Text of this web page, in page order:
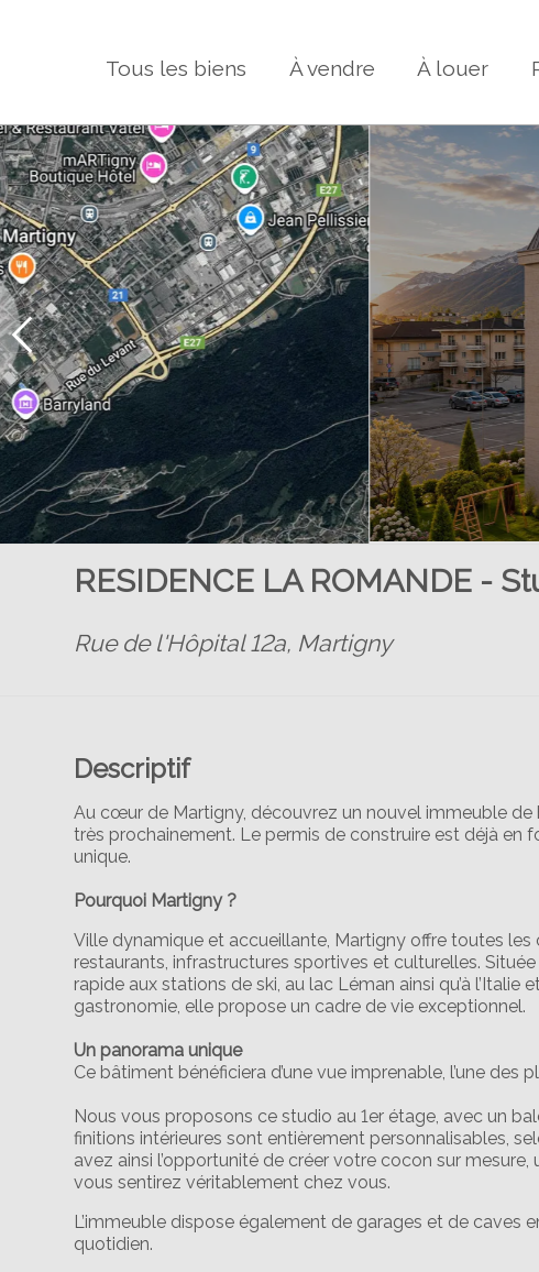
Tous les biens À vendre À louer
RESIDENCE LA ROMANDE -
Rue de l'Hôpital 12a, Martigny
Descriptif
Au cœur de Martigny, découvrez un nouvel immeuble
très prochainement. Le permis de construire est déjà en
unique.
Pourquoi Martigny ?
Ville dynamique et accueillante, Martigny offre toutes
restaurants, infrastructures sportives et culturelles.
rapide aux stations de ski, au lac Léman ainsi qu’à l’Italie
gastronomie, elle propose un cadre de vie exceptionnel.
Un panorama unique
Ce bâtiment bénéficiera d’une vue imprenable, l’une des
Nous vous proposons ce studio au 1er étage, avec un
finitions intérieures sont entièrement personnalisables,
avez ainsi l’opportunité de créer votre cocon sur
vous sentirez véritablement chez vous.
L’immeuble dispose également de garages et de caves
quotidien.